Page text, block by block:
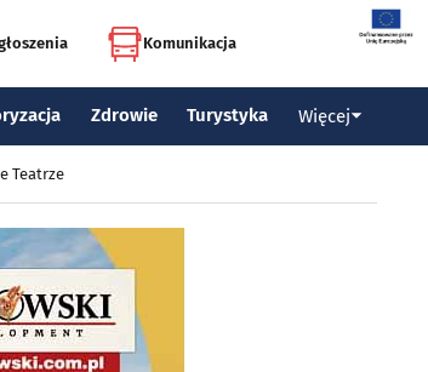
Komunikacja
Zdrowie Turystyka Więcej
Teatrze